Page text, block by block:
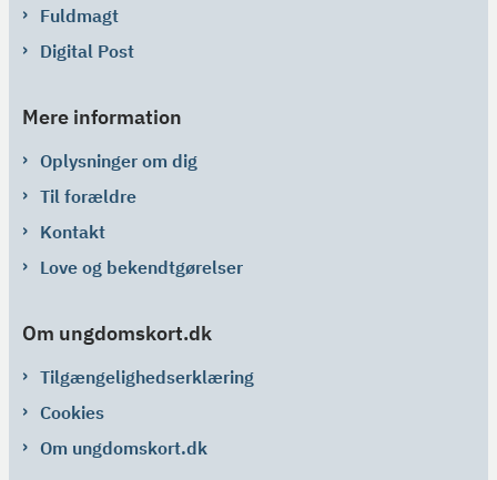
Fuldmagt
Digital Post
Mere information
Oplysninger om dig
Til forældre
Kontakt
Love og bekendtgørelser
Om ungdomskort.dk
Tilgængelighedserklæring
Cookies
Om ungdomskort.dk